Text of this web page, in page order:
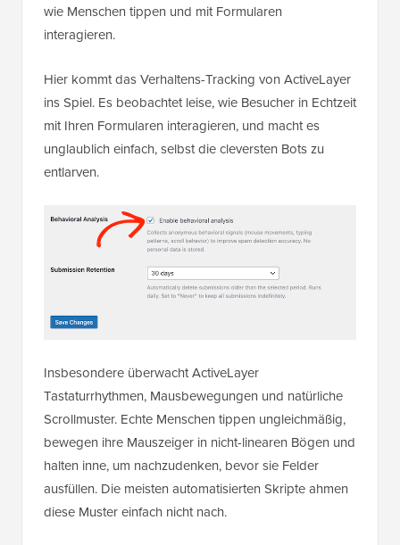
wie Menschen tippen und mit Formularen
interagieren.
Hier kommt das Verhaltens-Tracking von ActiveLayer
ins Spiel. Es beobachtet leise, wie Besucher in Echtzeit
mit Ihren Formularen interagieren, und macht es
unglaublich einfach, selbst die cleversten Bots zu
entlarven.
Insbesondere überwacht ActiveLayer
Tastaturrhythmen, Mausbewegungen und natürliche
Scrollmuster. Echte Menschen tippen ungleichmäßig,
bewegen ihre Mauszeiger in nicht-linearen Bögen und
halten inne, um nachzudenken, bevor sie Felder
ausfüllen. Die meisten automatisierten Skripte ahmen
diese Muster einfach nicht nach.